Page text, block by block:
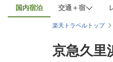
国内宿泊 交通＋宿
楽天トラベルトップ
京急久